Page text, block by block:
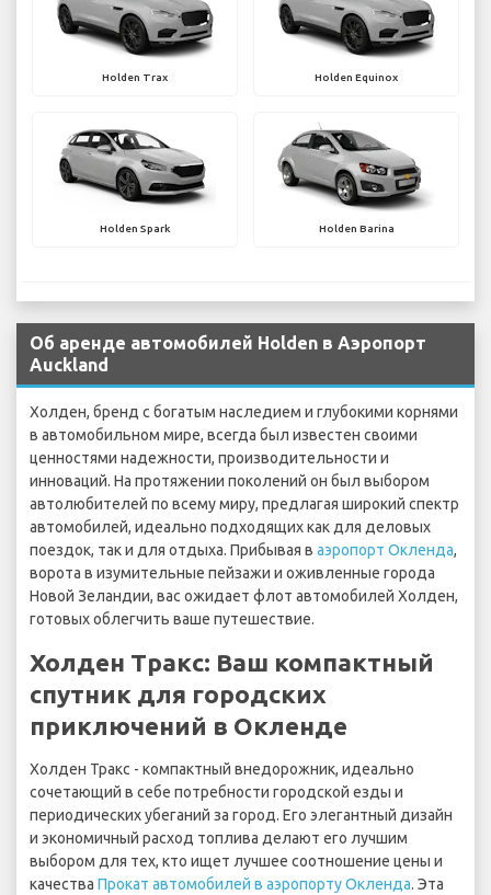
Holden Trax Holden Equinox
Holden Spark Holden Barina
Об аренде автомобилей Holden в Аэропорт
Auckland
Холден, бренд с богатым наследием и глубокими корнями
в автомобильном мире, всегда был известен своими
ценностями надежности, производительности и
инноваций. На протяжении поколений он был выбором
автолюбителей по всему миру, предлагая широкий спектр
автомобилей, идеально подходящих как для деловых
поездок, так и для отдыха. Прибывая в аэропорт Окленда,
ворота в изумительные пейзажи и оживленные города
Новой Зеландии, вас ожидает флот автомобилей Холден,
готовых облегчить ваше путешествие.
Холден Тракс: Ваш компактный
спутник для городских
приключений в Окленде
Холден Тракс - компактный внедорожник, идеально
сочетающий в себе потребности городской езды и
периодических убеганий за город. Его элегантный дизайн
и экономичный расход топлива делают его лучшим
выбором для тех, кто ищет лучшее соотношение цены и
качества Прокат автомобилей в аэропорту Окленда. Эта